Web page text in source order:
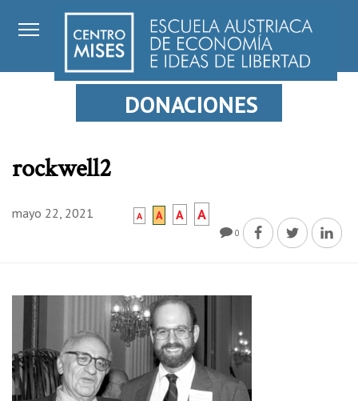
DONACIONES
rockwell2
mayo 22, 2021 A A A A
0